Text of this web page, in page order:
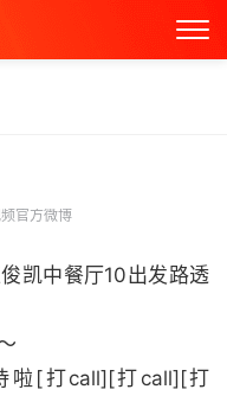
官方微博
凯中餐厅10出发路透
啦[打call][打call][打